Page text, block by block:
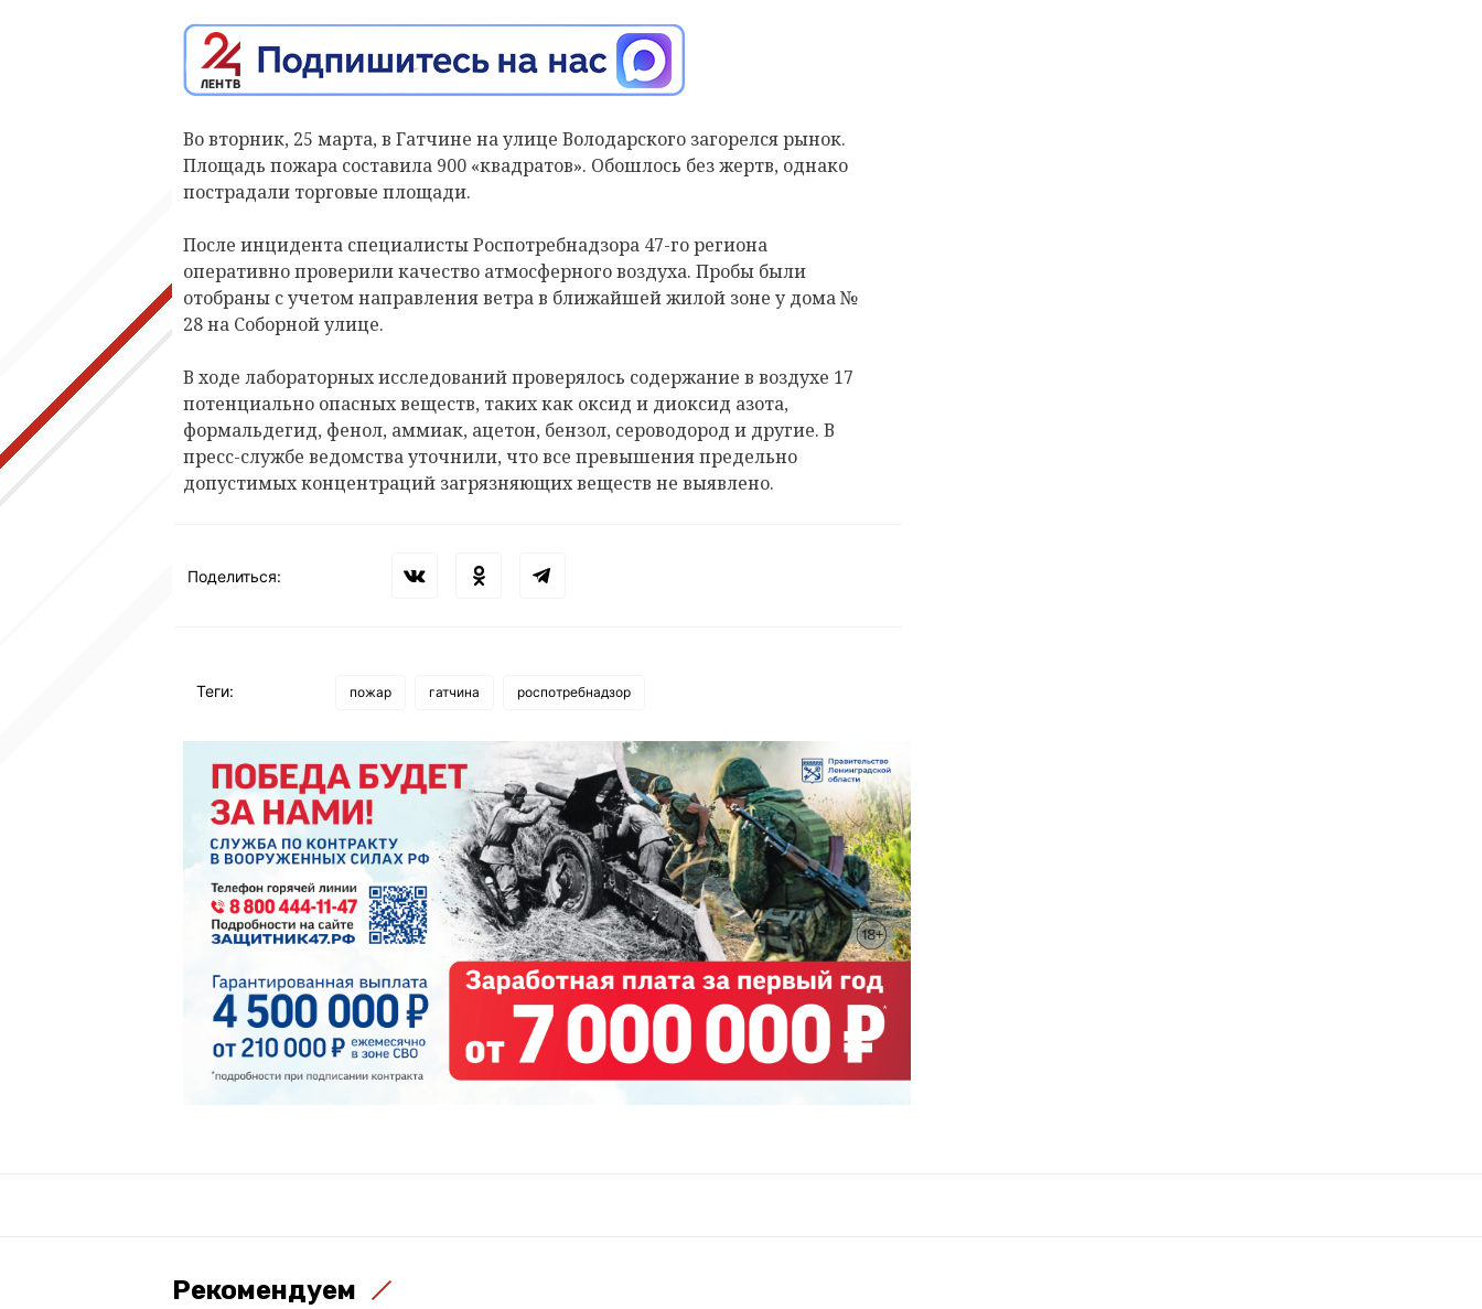
Во вторник, 25 марта, в Гатчине на улице Володарского загорелся рынок.
Площадь пожара составила 900 «квадратов». Обошлось без жертв, однако
пострадали торговые площади.
После инцидента специалисты Роспотребнадзора 47-го региона
оперативно проверили качество атмосферного воздуха. Пробы были
отобраны с учетом направления ветра в ближайшей жилой зоне у дома №
28 на Соборной улице.
В ходе лабораторных исследований проверялось содержание в воздухе 17
потенциально опасных веществ, таких как оксид и диоксид азота,
формальдегид, фенол, аммиак, ацетон, бензол, сероводород и другие. В
пресс-службе ведомства уточнили, что все превышения предельно
допустимых концентраций загрязняющих веществ не выявлено.
Поделиться:
Теги: пожар гатчина роспотребнадзор
Рекомендуем